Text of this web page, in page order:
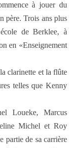
à jouer du
père. Trois ans plus
de Berklee, à
en «Enseignement
clarinette et la flûte
telles que Kenny
Loueke, Marcus
Michel et Roy
partie de sa carrière